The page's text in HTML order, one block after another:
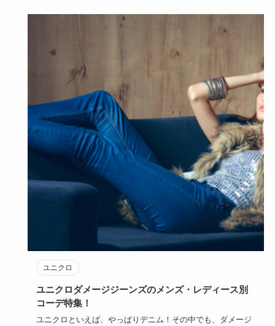
ユニクロ
ユニクロダメージジーンズのメンズ・レディース別
コーデ特集！
ユニクロといえば、やっぱりデニム！その中でも、ダメージ